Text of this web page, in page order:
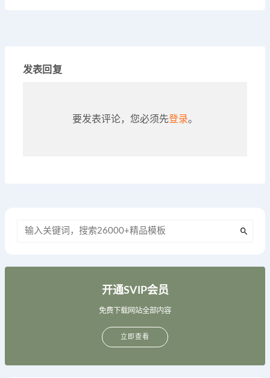
发表回复
要发表评论，您必须先登录。
开通SVIP会员
免费下载网站全部内容
立即查看